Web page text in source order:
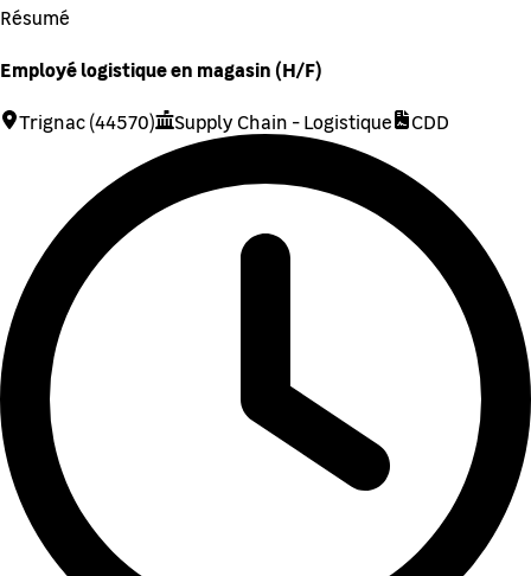
Résumé
Employé logistique en magasin (H/F)
Trignac (44570) Supply Chain - Logistique CDD